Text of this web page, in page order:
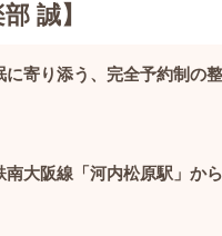
誠】
に寄り添う、完全予約制の
南大阪線「河内松原駅」か